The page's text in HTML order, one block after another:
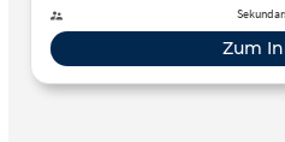
Aufbau erarbeitet. In der
Zünfte und zumZum